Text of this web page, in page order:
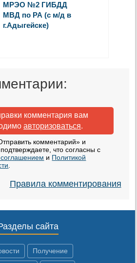
МРЭО №2 ГИБДД
МВД по РА (с м/д в
г.Адыгейске)
комментария вам
авторизоваться.
комментарий» и
что согласны с
и Политикой
Правила комментирования
сайта
Получение